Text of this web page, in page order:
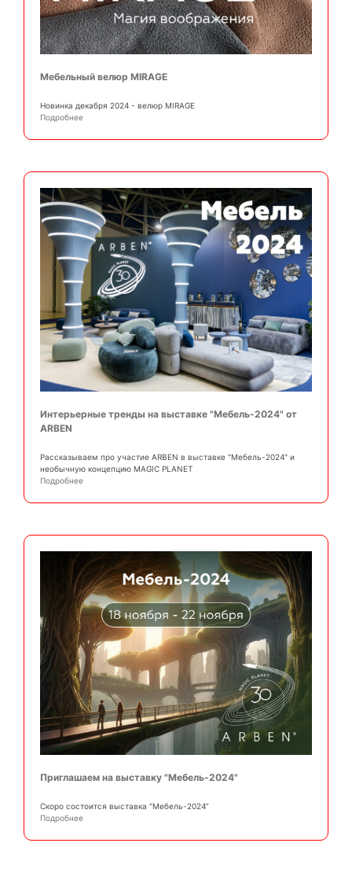
Мебельный велюр MIRAGE
Новинка декабря 2024 - велюр MIRAGE
Подробнее
Интерьерные тренды на выставке "Мебель-2024" от
ARBEN
Рассказываем про участие ARBEN в выставке "Мебель-2024" и
необычную концепцию MAGIC PLANET
Подробнее
Приглашаем на выставку "Мебель-2024"
Скоро состоится выставка “Мебель-2024”
Подробнее